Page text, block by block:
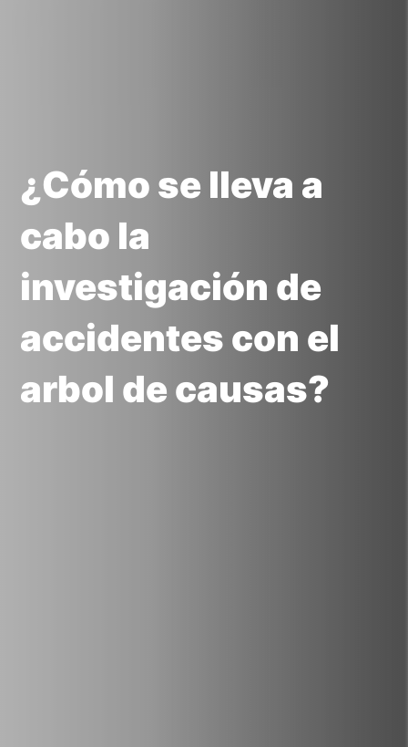
¿Cómo se lleva a
cabo la
investigación de
accidentes con el
arbol de causas?